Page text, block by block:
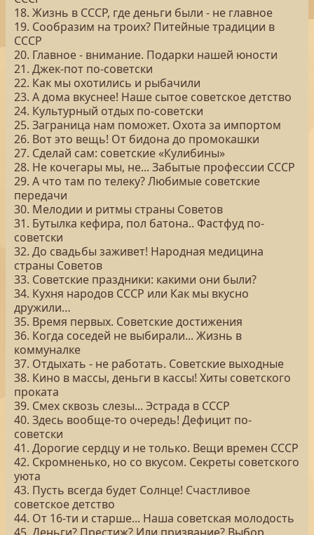
18. Жизнь в СССР, где деньги были - не главное
19. Сообразим на троих? Питейные традиции в
СССР
20. Главное - внимание. Подарки нашей юности
21. Джек-пот по-советски
22. Как мы охотились и рыбачили
23. А дома вкуснее! Наше сытое советское детство
24. Культурный отдых по-советски
25. Заграница нам поможет. Охота за импортом
26. Вот это вещь! От бидона до промокашки
27. Сделай сам: советские «Кулибины»
28. Не кочегары мы, не... Забытые профессии СССР
29. А что там по телеку? Любимые советские
передачи
30. Мелодии и ритмы страны Советов
31. Бутылка кефира, пол батона.. Фастфуд по-
советски
32. До свадьбы заживет! Народная медицина
страны Советов
33. Советские праздники: какими они были?
34. Кухня народов СССР или Как мы вкусно
дружили…
35. Время первых. Советские достижения
36. Когда соседей не выбирали... Жизнь в
коммуналке
37. Отдыхать - не работать. Советские выходные
38. Кино в массы, деньги в кассы! Хиты советского
проката
39. Смех сквозь слезы... Эстрада в СССР
40. Здесь вообще-то очередь! Дефицит по-
советски
41. Дорогие сердцу и не только. Вещи времен СССР
42. Скромненько, но со вкусом. Секреты советского
уюта
43. Пусть всегда будет Солнце! Счастливое
советское детство
44. От 16-ти и старше... Наша советская молодость